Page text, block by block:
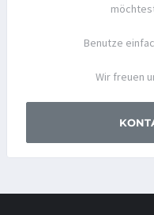
Benutze
Wir freuen